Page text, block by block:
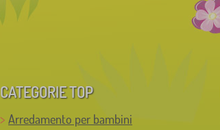
CATEGORIE TOP
Arredamento per bambini